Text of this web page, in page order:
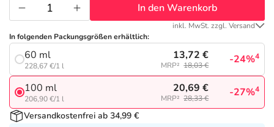
Tierapotheke
Vitamine & Mineralstoffe
Marken
Salus Deals
In den Warenkorb
inkl. MwSt. zzgl. Versand
In folgenden Packungsgrößen erhältlich:
60 ml
228,67 €/1 l
13,72 €
MRP² 18,03 € -24%4
100 ml
206,90 €/1 l
20,69 €
MRP² 28,33 € -27%4
Versandkostenfrei ab 34,99 €